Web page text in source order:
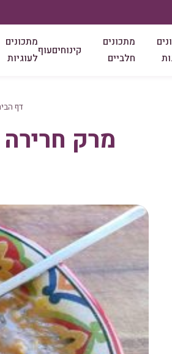
מתכונים
חלביים
קינוחיםעוף
מתכונים
לעוגיות
דף
מרק